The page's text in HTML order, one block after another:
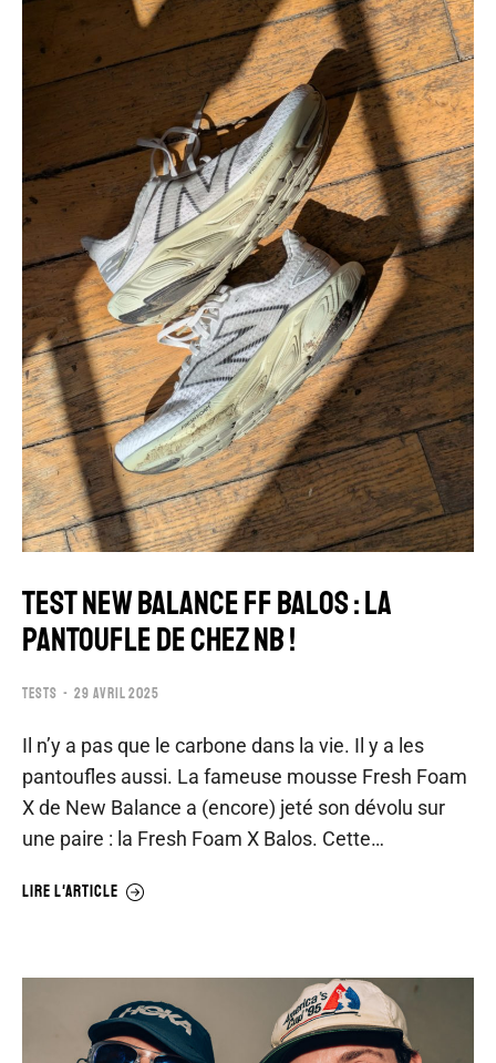
TEST NEW BALANCE FF BALOS : LA
PANTOUFLE DE CHEZ NB !
TESTS 29 AVRIL 2025
Il n’y a pas que le carbone dans la vie. Il y a les
pantoufles aussi. La fameuse mousse Fresh Foam
X de New Balance a (encore) jeté son dévolu sur
une paire : la Fresh Foam X Balos. Cette…
LIRE L'ARTICLE